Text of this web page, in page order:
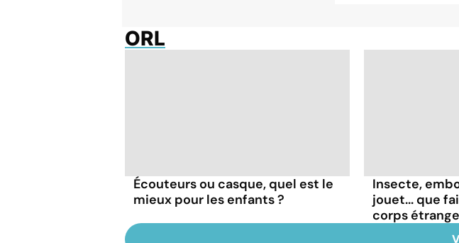
ORL
Écouteurs ou casque, quel est le
mieux pour les enfants ?
Insecte,
jouet... que
corps